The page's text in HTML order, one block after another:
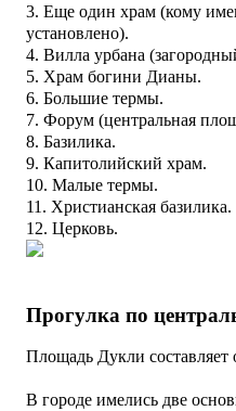
3. Еще один храм (кому
установлено).
4. Вилла урбана
5. Храм богини Дианы.
6. Большие термы.
7. Форум (центральная
8. Базилика.
9. Капитолийский храм.
10. Малые термы.
11. Христианская базилика.
12. Церковь.
Прогулка по
Площадь Дукли составляет
В городе имелись две